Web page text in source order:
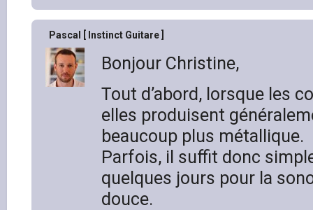
Pascal [ Instinct Guitare ]
Bonjour Christine,
Tout d’abord, lorsque les
elles produisent
beaucoup plus métallique.
Parfois, il suffit donc
quelques jours pour la
douce.